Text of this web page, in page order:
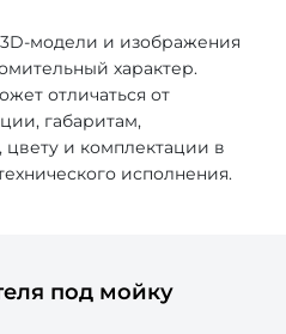
модели и изображения
характер.
отличаться от
габаритам,
и комплектации в
исполнения.
под мойку